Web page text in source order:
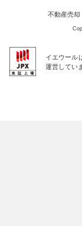
不動産売却
イエウール
運営してい